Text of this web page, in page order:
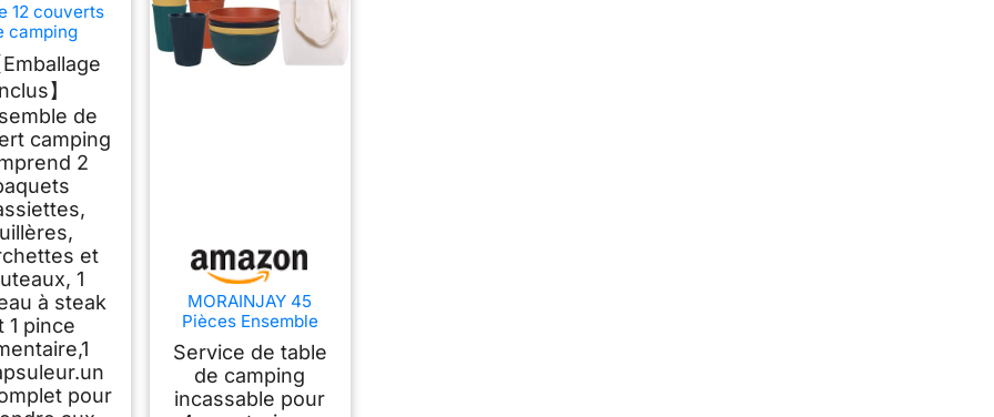
12 couverts
camping
en acier
pour 2
- Pour
pique-
voyage -
à couverts
et
en acier
Emballage
】
de
camping
2
et
1
à steak
1 pince
pour
MORAINJAY 45
Pièces Ensemble
Vaisselle Camping
Léger pour 4
Personnes avec
Bol,Assiette,Cuillère,
Service de table
de camping
incassable pour